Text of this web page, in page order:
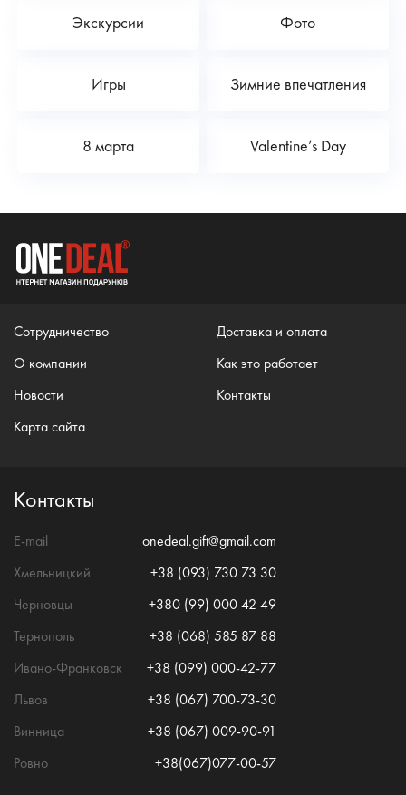
Экскурсии Фото
Игры Зимние впечатления
8 марта Valentine’s Day
Сотрудничество
О компании
Новости
Карта сайта
Доставка и оплата
Как это работает
Контакты
Контакты
E-mail
onedeal.gift@gmail.com
Хмельницкий
+38 (093) 730 73 30
Черновцы
+380 (99) 000 42 49
Тернополь
+38 (068) 585 87 88
Ивано-Франковск
+38 (099) 000-42-77
Львов
+38 (067) 700-73-30
Винница
+38 (067) 009-90-91
Ровно
+38(067)077-00-57